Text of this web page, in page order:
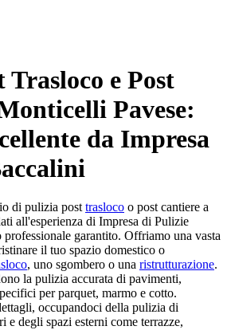
e Post
Pavese:
da Impresa
di pulizia posttrasloco o post cantiere a
all'esperienza di Impresa di Pulizie
professionale garantito. Offriamo una vasta
il tuo spazio domestico o
, uno sgombero o una ristrutturazione.
la pulizia accurata di pavimenti,
per parquet, marmo e cotto.
occupandoci della pulizia di
e degli spazi esterni come terrazze,